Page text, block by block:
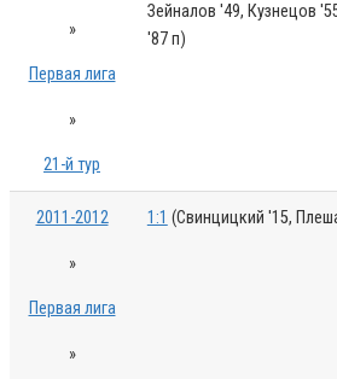
»
Первая лига
»
21-й тур
Зейналов '49, Кузнецов
'87 п)
2011-2012
»
Первая лига
»
1:1 (Свинцицкий '15,